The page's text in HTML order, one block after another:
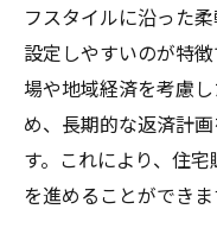
フスタイルに沿った
設定しやすいのが特
場や地域経済を考慮
め、長期的な返済計
す。これにより、住
を進めることができま